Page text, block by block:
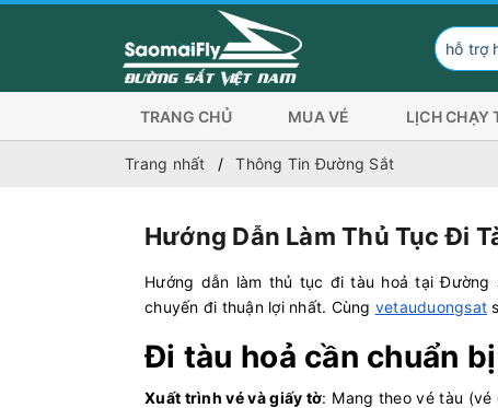
Đơn vị hỗ trợ hình thức thanh
TRANG CHỦ MUA VÉ LỊCH CHẠY
Trang nhất Thông Tin Đường Sắt
Hướng Dẫn Làm Thủ Tục Đi
Hướng dẫn làm thủ tục đi tàu hoả tại
chuyến đi thuận lợi nhất. Cùng vetauduongsat
Đi tàu hoả cần chuẩn
Xuất trình vé và giấy tờ: Mang theo vé tàu